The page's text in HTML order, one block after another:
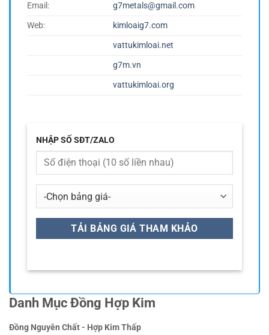
Email:
g7metals@gmail.com
Web:
kimloaig7.com
vattukimloai.net
g7m.vn
vattukimloai.org
NHẬP SỐ SĐT/ZALO
Danh Mục Đồng Hợp Kim
Đồng Nguyên Chất - Hợp Kim Thấp